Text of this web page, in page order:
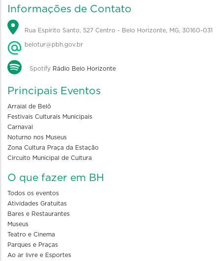
Informações de Contato
Rua Espírito Santo, 527 Centro - Belo Horizonte, MG, 30160-031
belotur@pbh.gov.br
Spotify Rádio Belo Horizonte
Principais Eventos
Arraial de Belô
Festivais Culturais Municipais
Carnaval
Noturno nos Museus
Zona Cultura Praça da Estação
Circuito Municipal de Cultura
O que fazer em BH
Todos os eventos
Atividades Gratuitas
Bares e Restaurantes
Museus
Teatro e Cinema
Parques e Praças
Ao ar livre e Esportes